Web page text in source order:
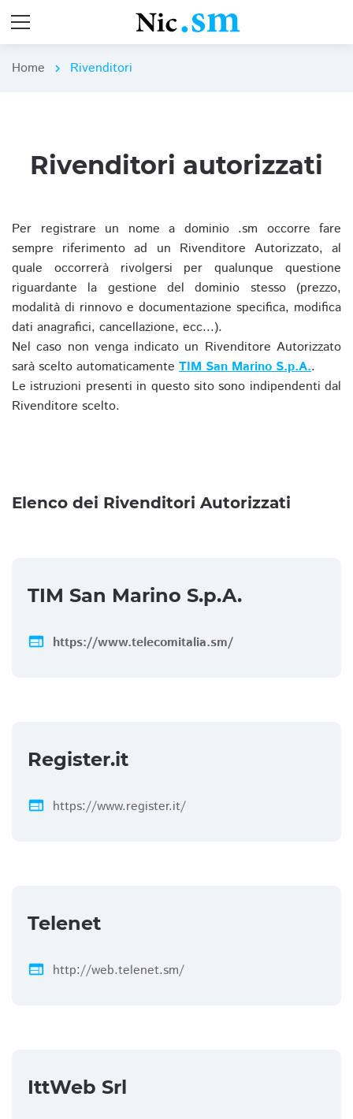
Home chevron_right Rivenditori
Rivenditori autorizzati
Per registrare un nome a dominio .sm occorre fare
sempre riferimento ad un Rivenditore Autorizzato, al
quale occorrerà rivolgersi per qualunque questione
riguardante la gestione del dominio stesso (prezzo,
modalità di rinnovo e documentazione specifica, modifica
dati anagrafici, cancellazione, ecc...).
Nel caso non venga indicato un Rivenditore Autorizzato
sarà scelto automaticamente TIM San Marino S.p.A..
Le istruzioni presenti in questo sito sono indipendenti dal
Rivenditore scelto.
Elenco dei Rivenditori Autorizzati
TIM San Marino S.p.A.
web https://www.telecomitalia.sm/
Register.it
web https://www.register.it/
Telenet
web http://web.telenet.sm/
IttWeb Srl